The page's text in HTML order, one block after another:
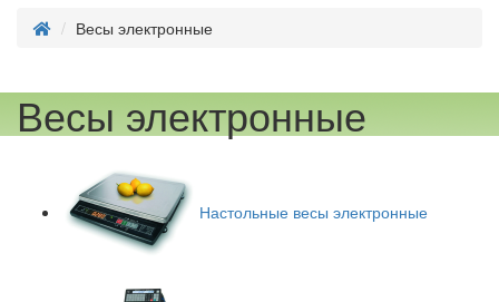
Весы электронные
Весы электронные
Настольные весы электронные